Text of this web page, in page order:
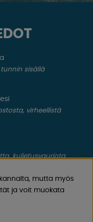
sisällä
virheellistä
kuljetusvauriota
mutta myös
ja voit muokata